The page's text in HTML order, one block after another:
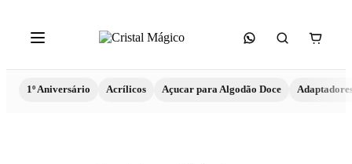
1º Aniversário Acrílicos Açucar para Algodão Doce